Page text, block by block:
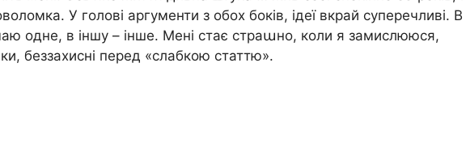
У голові аргументи з обох боків, ідеї вкрай суперечливі. В
одне, в іншу – інше. Мені стає страաно, коли я замислююся,
беззахисні перед «слабкою статтю».